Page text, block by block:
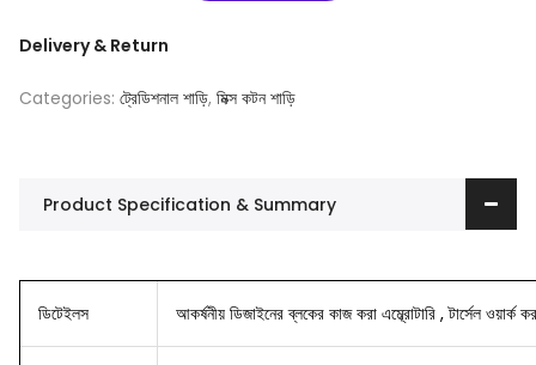
Delivery & Return
Categories: ট্রেডিশনাল শাড়ি, মিক্স কটন শাড়ি
Product Specification & Summary
ডিটেইলস আকর্ষনীয় ডিজাইনের ব্লকের কাজ করা এম্ব্রোটারি , টার্সেল ওয়ার্ক